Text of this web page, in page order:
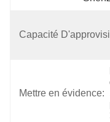
Capacité
Mettre en évidence: